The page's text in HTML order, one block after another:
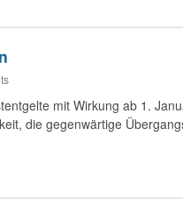
mit Wirkung ab 1.
die gegenwärtige